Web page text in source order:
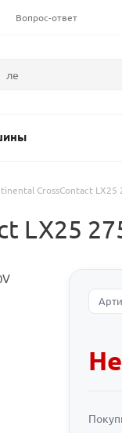
Вопрос-ответ
CrossContact